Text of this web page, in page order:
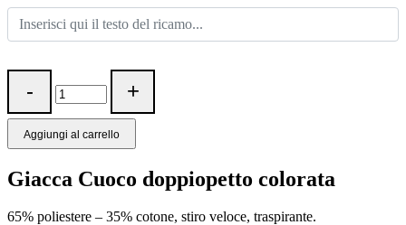
Aggiungi al carrello
Giacca Cuoco doppiopetto colorata
65% poliestere – 35% cotone, stiro veloce, traspirante.